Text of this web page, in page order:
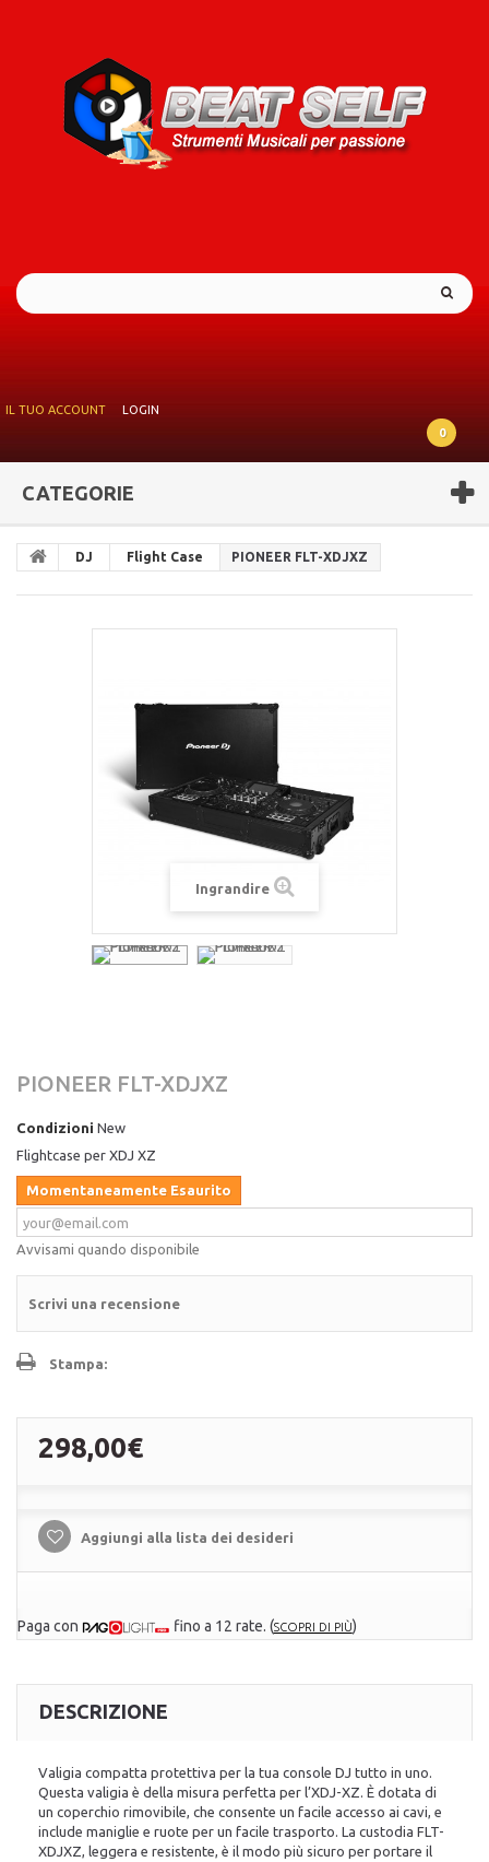
IL TUO ACCOUNT
LOGIN
0
CATEGORIE
DJ Flight Case PIONEER FLT-XDJXZ
Ingrandire
PIONEER FLT-XDJXZ
Condizioni New
Flightcase per XDJ XZ
Momentaneamente Esaurito
Avvisami quando disponibile
Scrivi una recensione
Stampa:
298,00€
Aggiungi alla lista dei desideri
Paga con fino a 12 rate. (SCOPRI DI PIÙ)
DESCRIZIONE
Valigia compatta protettiva per la tua console DJ tutto in uno.
Questa valigia è della misura perfetta per l’XDJ-XZ. È dotata di
un coperchio rimovibile, che consente un facile accesso ai cavi, e
include maniglie e ruote per un facile trasporto. La custodia FLT-
XDJXZ, leggera e resistente, è il modo più sicuro per portare il